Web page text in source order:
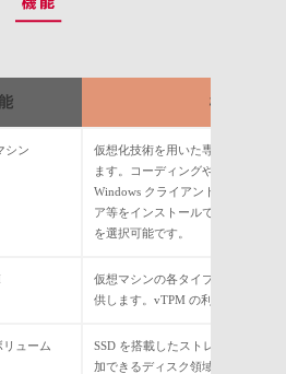
機能概要
シン
仮想化技術を用いた専用仮想マシ
ます。コーディングや試験端末と
Windows クライアント OS、試験
ア等をインストールできる Linux／
を選択可能です。
仮想マシンの各タイプに対して、
供します。vTPM の利用有無は選
リューム
SSD を搭載したストレージ筐体か
加できるディスク領域を提供しま